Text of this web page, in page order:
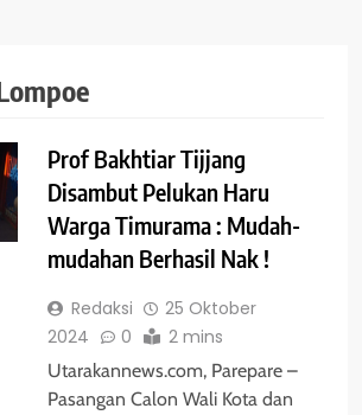
Prof Bakhtiar Tijjang
Disambut Pelukan Haru
Warga Timurama : Mudah-
mudahan Berhasil Nak !
Redaksi
25 Oktober
2024
0 2 mins
Utarakannews.com, Parepare –
Pasangan Calon Wali Kota dan